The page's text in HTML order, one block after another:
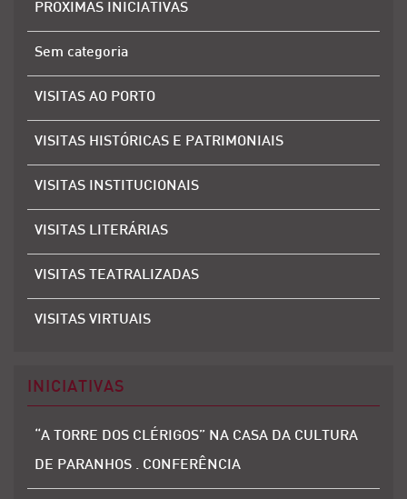
PRÓXIMAS INICIATIVAS
Sem categoria
VISITAS AO PORTO
VISITAS HISTÓRICAS E PATRIMONIAIS
VISITAS INSTITUCIONAIS
VISITAS LITERÁRIAS
VISITAS TEATRALIZADAS
VISITAS VIRTUAIS
INICIATIVAS
“A TORRE DOS CLÉRIGOS” NA CASA DA CULTURA
DE PARANHOS . CONFERÊNCIA